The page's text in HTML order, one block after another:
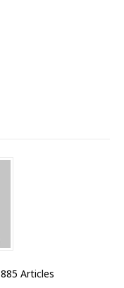
885 Articles